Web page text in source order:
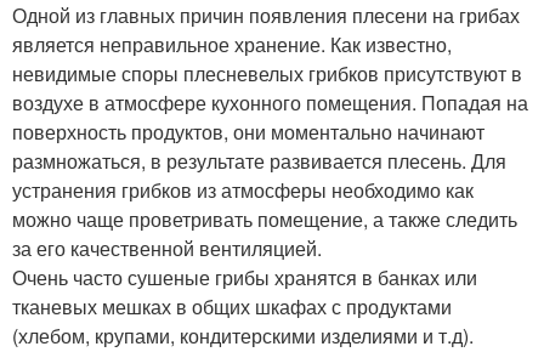
Одной из главных причин появления плесени на грибах
является неправильное хранение. Как известно,
невидимые споры плесневелых грибков присутствуют в
воздухе в атмосфере кухонного помещения. Попадая на
поверхность продуктов, они моментально начинают
размножаться, в результате развивается плесень. Для
устранения грибков из атмосферы необходимо как
можно чаще проветривать помещение, а также следить
за его качественной вентиляцией.
Очень часто сушеные грибы хранятся в банках или
тканевых мешках в общих шкафах с продуктами
(хлебом, крупами, кондитерскими изделиями и т.д).